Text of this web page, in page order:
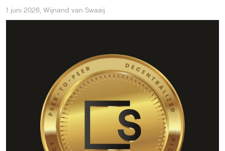
1 juni 2026, Wijnand van Swaaij